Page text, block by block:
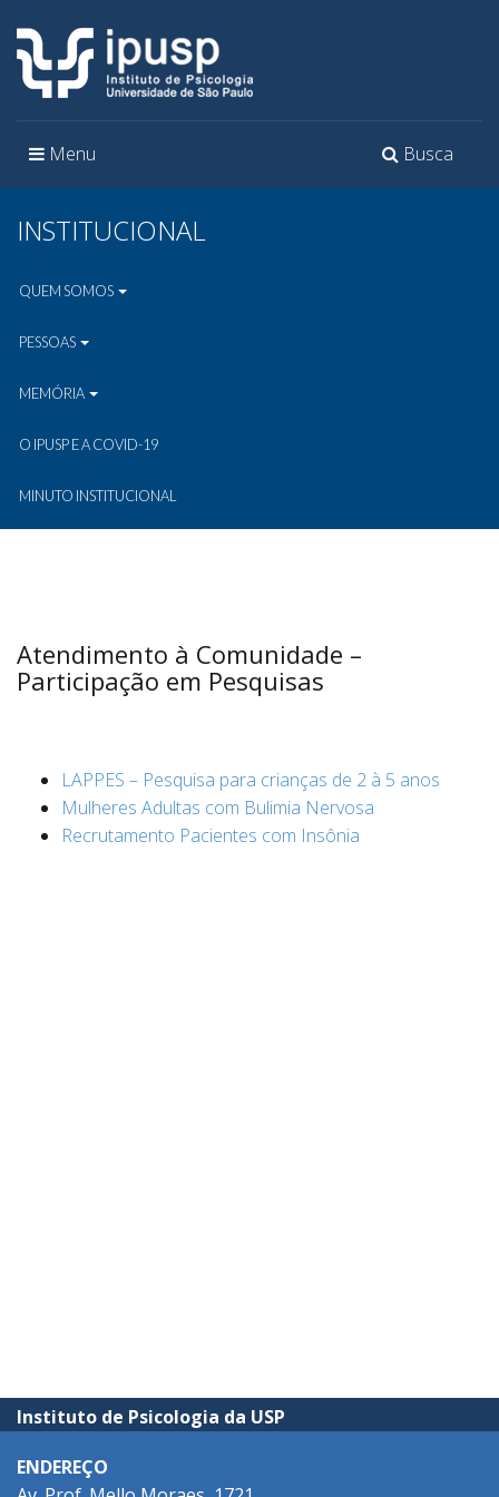
Toggle
Busca
Toggle
Menu
INSTITUCIONAL
QUEM SOMOS
PESSOAS
MEMÓRIA
O IPUSP E A COVID-19
MINUTO INSTITUCIONAL
Atendimento à Comunidade –
Participação em Pesquisas
LAPPES – Pesquisa para crianças de 2 à 5 anos
Mulheres Adultas com Bulimia Nervosa
Recrutamento Pacientes com Insônia
Instituto de Psicologia da USP
ENDEREÇO